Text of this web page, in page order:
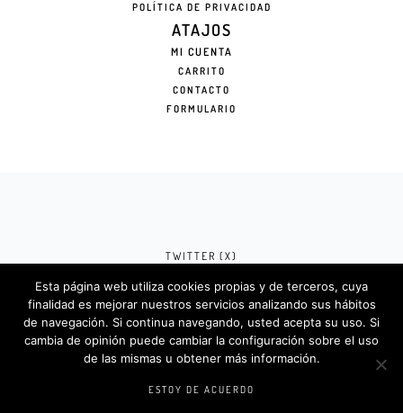
POLÍTICA DE PRIVACIDAD
ATAJOS
MI CUENTA
CARRITO
CONTACTO
FORMULARIO
TWITTER (X)
FACEBOOK (META)
INSTAGRAM
Rotulosdecorativos.com © 2024. Diseño &
Codigos porCreatelo.com.es
Esta página web utiliza cookies propias y de terceros, cuya
finalidad es mejorar nuestros servicios analizando sus hábitos
de navegación. Si continua navegando, usted acepta su uso. Si
cambia de opinión puede cambiar la configuración sobre el uso
de las mismas u obtener más información.
ESTOY DE ACUERDO